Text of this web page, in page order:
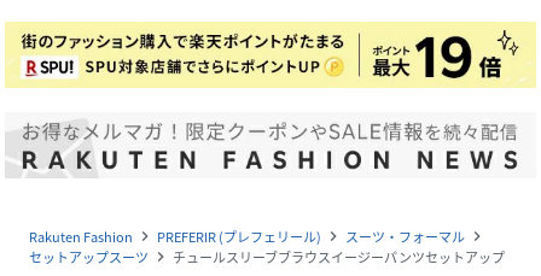
Rakuten Fashion navigate_next PREFERIR (プレフェリール) navigate_next スーツ・フォーマル navigate_next
セットアップスーツ navigate_next チュールスリーブブラウスイージーパンツセットアップ